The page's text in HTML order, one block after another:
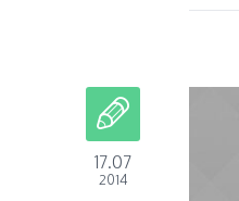
17.07
2014